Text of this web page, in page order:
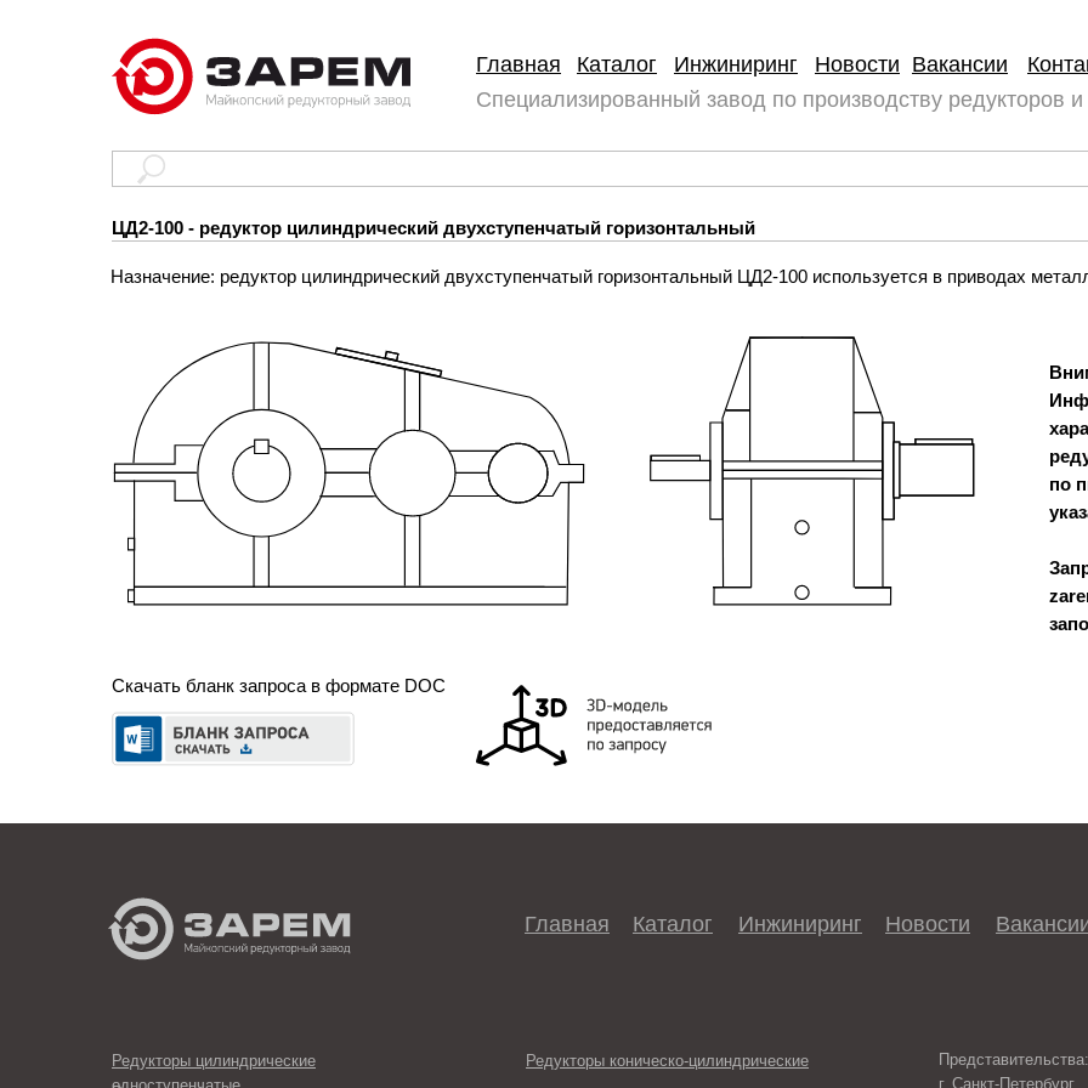
Каталог Инжиниринг Новости
Главная
Вакансии
Специализированный завод по производству редукторов
Назначение: редуктор цилиндрический двухступенчатый горизонтальный ЦД2-100 используется в приводах
Скачать бланк запроса в формате DOC
по
ЦД2-100 - редуктор цилиндрический двухступенчатый горизонтальный
Каталог Инжиниринг
Главная Новости
Редукторы цилиндрические
Редукторы коническо-цилиндрические
Представительства:
г. Санкт-Петербург